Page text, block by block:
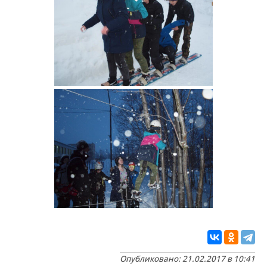
Опубликовано: 21.02.2017 в 10:41